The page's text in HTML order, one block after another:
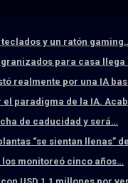
y un ratón
granizados para casa
realmente por una IA
paradigma de la IA.
de caducidad y será…
“se sientan llenas”
monitoreó cinco años…